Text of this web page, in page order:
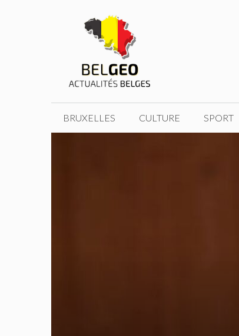
BRUXELLES CULTURE SPORT